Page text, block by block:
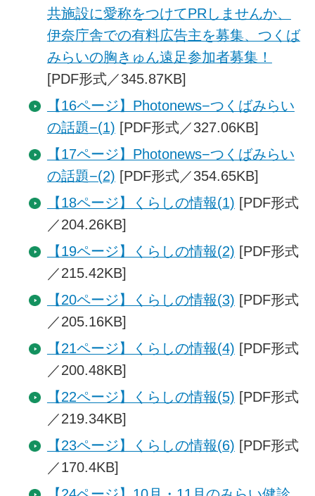
共施設に愛称をつけてPRしませんか、
伊奈庁舎での有料広告主を募集、つくば
みらいの胸きゅん遠足参加者募集！
[PDF形式／345.87KB]
【16ページ】Photonews−つくばみらい
の話題−(1) [PDF形式／327.06KB]
【17ページ】Photonews−つくばみらい
の話題−(2) [PDF形式／354.65KB]
【18ページ】くらしの情報(1) [PDF形式
／204.26KB]
【19ページ】くらしの情報(2) [PDF形式
／215.42KB]
【20ページ】くらしの情報(3) [PDF形式
／205.16KB]
【21ページ】くらしの情報(4) [PDF形式
／200.48KB]
【22ページ】くらしの情報(5) [PDF形式
／219.34KB]
【23ページ】くらしの情報(6) [PDF形式
／170.4KB]